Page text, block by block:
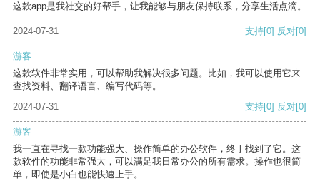
这款app是我社交的好帮手，让我能够与朋友保持联系，分享生活点滴。
2024-07-31 支持[0] 反对[0]
游客
这款软件非常实用，可以帮助我解决很多问题。比如，我可以使用它来
查找资料、翻译语言、编写代码等。
2024-07-31
支持[0] 反对[0]
游客
我一直在寻找一款功能强大、操作简单的办公软件，终于找到了它。这
款软件的功能非常强大，可以满足我日常办公的所有需求。操作也很简
单，即使是小白也能快速上手。